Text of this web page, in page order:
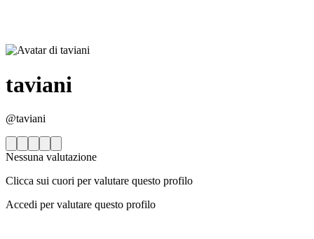
taviani
@taviani
Nessuna valutazione
Clicca sui cuori per valutare questo profilo
Accedi per valutare questo profilo